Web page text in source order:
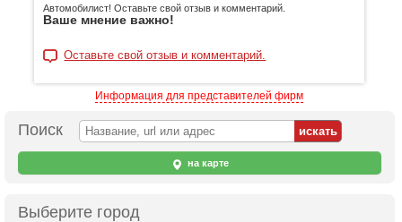
Автомобилист! Оставьте свой отзыв и комментарий.
Ваше мнение важно!
Оставьте свой отзыв и комментарий.
Информация для представителей фирм
Поиск
на карте
Выберите город